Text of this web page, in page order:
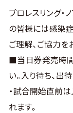
プロレスリング・
の皆様には感染
ご理解、ご協力を
■当日券発売時
い。入り待ち、出
・試合開始直前
れます。